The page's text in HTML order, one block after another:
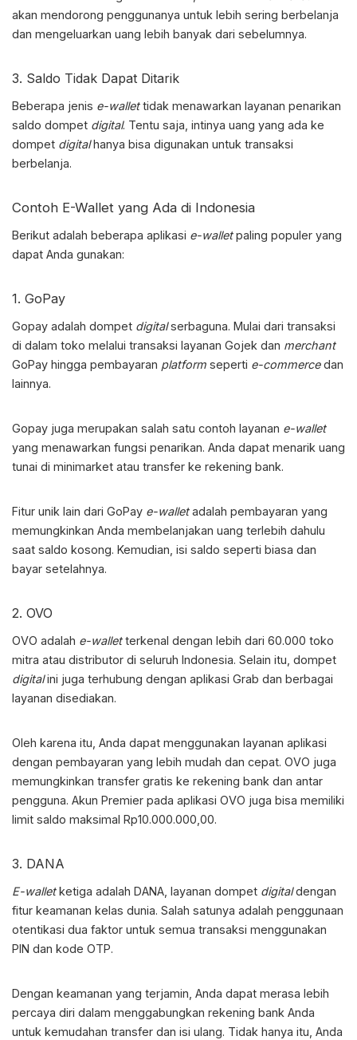
akan mendorong penggunanya untuk lebih sering berbelanja
dan mengeluarkan uang lebih banyak dari sebelumnya.
3. Saldo Tidak Dapat Ditarik
Beberapa jenis e-wallettidak menawarkan layanan penarikan
saldo dompet digital. Tentu saja, intinya uang yang ada ke
dompet digitalhanya bisa digunakan untuk transaksi
berbelanja.
Contoh E-Wallet yang Ada di Indonesia
Berikut adalah beberapa aplikasi e-walletpaling populer yang
dapat Anda gunakan:
1. GoPay
Gopay adalah dompet digitalserbaguna. Mulai dari transaksi
di dalam toko melalui transaksi layanan Gojek dan merchant
GoPay hingga pembayaran platform seperti e-commercedan
lainnya.
Gopay juga merupakan salah satu contoh layanan e-wallet
yang menawarkan fungsi penarikan. Anda dapat menarik uang
tunai di minimarket atau transfer ke rekening bank.
Fitur unik lain dari GoPay e-walletadalah pembayaran yang
memungkinkan Anda membelanjakan uang terlebih dahulu
saat saldo kosong. Kemudian, isi saldo seperti biasa dan
bayar setelahnya.
2. OVO
OVO adalah e-walletterkenal dengan lebih dari 60.000 toko
mitra atau distributor di seluruh Indonesia. Selain itu, dompet
digitalini juga terhubung dengan aplikasi Grab dan berbagai
layanan disediakan.
Oleh karena itu, Anda dapat menggunakan layanan aplikasi
dengan pembayaran yang lebih mudah dan cepat. OVO juga
memungkinkan transfer gratis ke rekening bank dan antar
pengguna. Akun Premier pada aplikasi OVO juga bisa memiliki
limit saldo maksimal Rp10.000.000,00.
3. DANA
E-walletketiga adalah DANA, layanan dompet digitaldengan
fitur keamanan kelas dunia. Salah satunya adalah penggunaan
otentikasi dua faktor untuk semua transaksi menggunakan
PIN dan kode OTP.
Dengan keamanan yang terjamin, Anda dapat merasa lebih
percaya diri dalam menggabungkan rekening bank Anda
untuk kemudahan transfer dan isi ulang. Tidak hanya itu, Anda